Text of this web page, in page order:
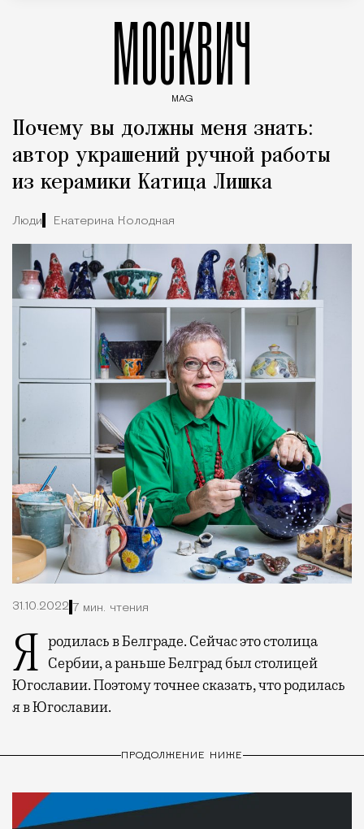
МОСКВИЧ
MAG
Почему вы должны меня знать:
автор украшений ручной работы
из керамики Катица Лишка
Люди Екатерина Колодная
31.10.2022 7 мин. чтения
Я родилась в Белграде. Сейчас это столица Сербии, а раньше Белград был столицей
Югославии. Поэтому точнее сказать, что родилась
я в Югославии.
ПРОДОЛЖЕНИЕ НИЖЕ